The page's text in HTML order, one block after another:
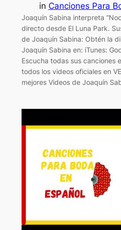
in Canciones Para
Joaquín Sabina interpreta
directo desde El Luna Park.
de Joaquín Sabina: Obtén la
Joaquín Sabina en: iTunes:
Escucha todas sus canciones
todos los videos oficiales en
mejores Videos de Joaquín